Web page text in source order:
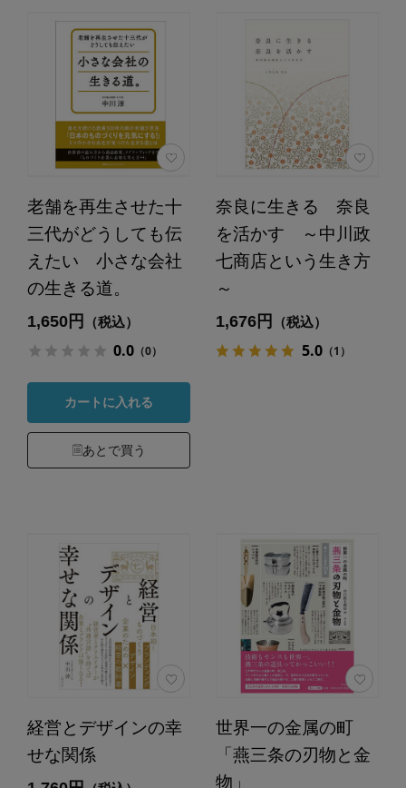
老舗を再生させた十
三代がどうしても伝
えたい 小さな会社
の生きる道。
1,650円 （税込）
0.0（0）
カートに入れる
あとで買う
奈良に生きる 奈良
を活かす ～中川政
七商店という生き方
～
1,676円 （税込）
5.0（1）
経営とデザインの幸
せな関係
世界一の金属の町
「燕三条の刃物と金
物」